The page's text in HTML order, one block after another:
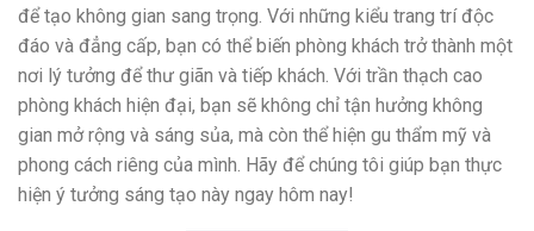
để tạo không gian sang trọng. Với những kiểu trang trí độc
đáo và đẳng cấp, bạn có thể biến phòng khách trở thành một
nơi lý tưởng để thư giãn và tiếp khách. Với trần thạch cao
phòng khách hiện đại, bạn sẽ không chỉ tận hưởng không
gian mở rộng và sáng sủa, mà còn thể hiện gu thẩm mỹ và
phong cách riêng của mình. Hãy để chúng tôi giúp bạn thực
hiện ý tưởng sáng tạo này ngay hôm nay!